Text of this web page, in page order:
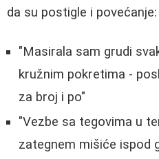
da su postigle i povećanje:
"Masirala sam grudi
kružnim pokretima -
za broj i po"
"Vezbe sa tegovima u
zategnem mišiće ispod